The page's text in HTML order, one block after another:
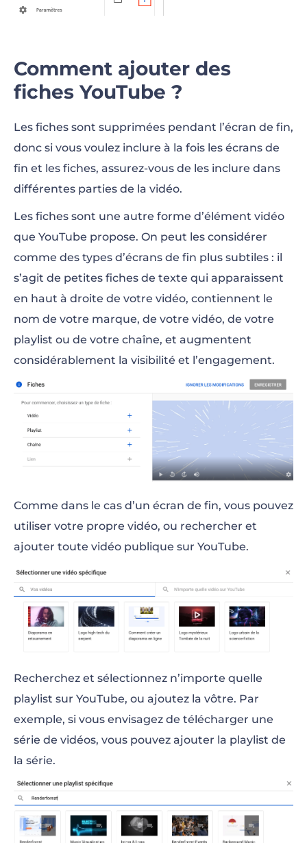
Comment ajouter des
fiches YouTube ?
Les fiches sont supprimées pendant l’écran de fin,
donc si vous voulez inclure à la fois les écrans de
fin et les fiches, assurez-vous de les inclure dans
différentes parties de la vidéo.
Les fiches sont une autre forme d’élément vidéo
que YouTube propose. On peut les considérer
comme des types d’écrans de fin plus subtiles : il
s’agit de petites fiches de texte qui apparaissent
en haut à droite de votre vidéo, contiennent le
nom de votre marque, de votre vidéo, de votre
playlist ou de votre chaîne, et augmentent
considérablement la visibilité et l’engagement.
Comme dans le cas d’un écran de fin, vous pouvez
utiliser votre propre vidéo, ou rechercher et
ajouter toute vidéo publique sur YouTube.
Recherchez et sélectionnez n’importe quelle
playlist sur YouTube, ou ajoutez la vôtre. Par
exemple, si vous envisagez de télécharger une
série de vidéos, vous pouvez ajouter la playlist de
la série.